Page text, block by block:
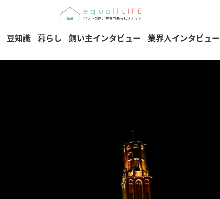
豆知識 暮らし 飼い主インタビュー 業界人インタビュー